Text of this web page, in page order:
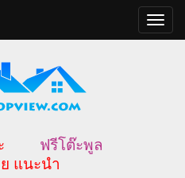
Toggle
ฟรีโต๊ะพูล
แนะนำ